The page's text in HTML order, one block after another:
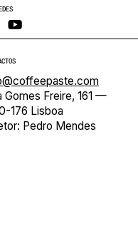
Gomes Freire, 161 —
176 Lisboa
Pedro Mendes